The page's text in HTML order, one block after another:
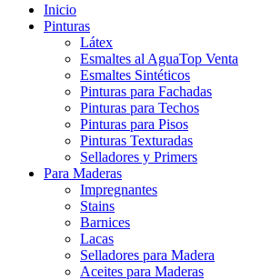
Inicio
Pinturas
Látex
Esmaltes al AguaTop Venta
Esmaltes Sintéticos
Pinturas para Fachadas
Pinturas para Techos
Pinturas para Pisos
Pinturas Texturadas
Selladores y Primers
Para Maderas
Impregnantes
Stains
Barnices
Lacas
Selladores para Madera
Aceites para Maderas